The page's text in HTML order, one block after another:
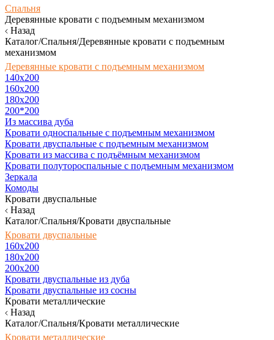
Спальня
Деревянные кровати с подъемным механизмом
Назад
Каталог/Спальня/Деревянные кровати с подъемным
механизмом
Деревянные кровати с подъемным механизмом
140x200
160х200
180х200
200*200
Из массива дуба
Кровати односпальные с подъемным механизмом
Кровати двуспальные с подъемным механизмом
Кровати из массива с подъёмным механизмом
Кровати полутороспальные с подъемным механизмом
Зеркала
Комоды
Кровати двуспальные
Назад
Каталог/Спальня/Кровати двуспальные
Кровати двуспальные
160х200
180x200
200x200
Кровати двуспальные из дуба
Кровати двуспальные из сосны
Кровати металлические
Назад
Каталог/Спальня/Кровати металлические
Кровати металлические